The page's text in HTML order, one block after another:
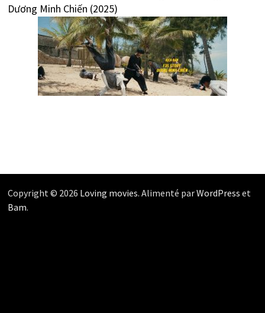
Dương Minh Chiến (2025)
Copyright © 2026 Loving movies. Alimenté parWordPress et
Bam.